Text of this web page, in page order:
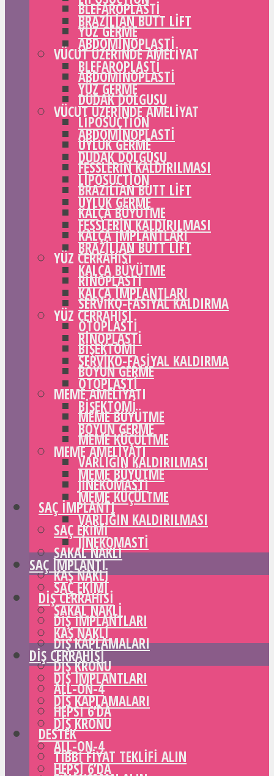
BLEFAROPLASTI
YÜZ GERME
VÜCUT ÜZERINDE AMELIYAT
ABDOMINOPLASTI
DUDAK DOLGUSU
LIPOSUCTION
UYLUK GERME
FESSLERIN KALDIRILMASI
BRAZILIAN BUTT LIFT
KALÇA BÜYÜTME
KALÇA IMPLANTLARI
YÜZ CERRAHISI
RINOPLASTI
SERVIKO-FASIYAL KALDIRMA
OTOPLASTI
BIŞEKTOMI
BOYUN GERME
MEME AMELIYATI
MEME BÜYÜTME
MEME KÜÇÜLTME
VARLIĞIN KALDIRILMASI
JINEKOMASTI
SAÇ IMPLANTI
SAÇ EKIMI
SAKAL NAKLI
KAŞ NAKLI
DIŞ CERRAHISI
DIŞ IMPLANTLARI
DIŞ KAPLAMALARI
DIŞ KRONU
ALL-ON-4
HEPSI 6’DA
DESTEK
TIBBI FIYAT TEKLIFI ALIN
BRAZILIAN BUTT LIFT
ABDOMINOPLASTI
BLEFAROPLASTI
YÜZ GERME
VÜCUT ÜZERINDE AMELIYAT
ABDOMINOPLASTI
DUDAK DOLGUSU
LIPOSUCTION
UYLUK GERME
FESSLERIN KALDIRILMASI
BRAZILIAN BUTT LIFT
KALÇA BÜYÜTME
KALÇA IMPLANTLARI
YÜZ CERRAHISI
RINOPLASTI
SERVIKO-FASIYAL KALDIRMA
OTOPLASTI
BIŞEKTOMI
BOYUN GERME
MEME AMELIYATI
MEME BÜYÜTME
MEME KÜÇÜLTME
VARLIĞIN KALDIRILMASI
JINEKOMASTI
SAÇ IMPLANTI
SAÇ EKIMI
SAKAL NAKLI
KAŞ NAKLI
DIŞ CERRAHISI
DIŞ IMPLANTLARI
DIŞ KAPLAMALARI
DIŞ KRONU
ALL-ON-4
HEPSI 6’DA